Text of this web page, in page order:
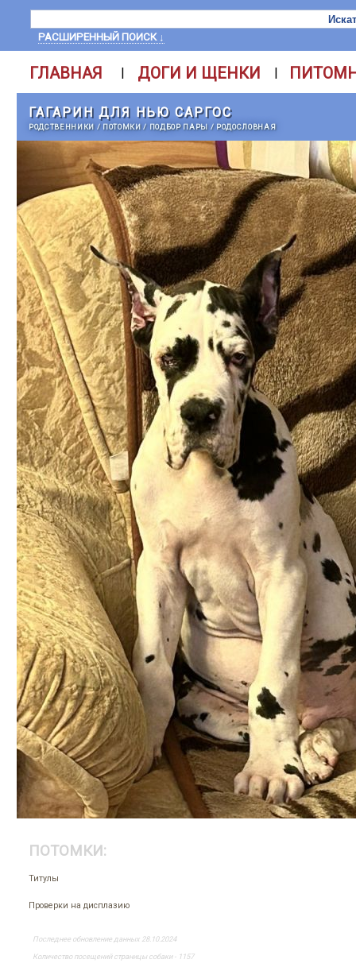
РАСШИРЕННЫЙ ПОИСК ↓
ГЛАВНАЯ | ДОГИ И ЩЕНКИ |
ГАГАРИН ДЛЯ НЬЮ САРГОС
РОДСТВЕННИКИ / ПОТОМКИ/ ПОДБОР ПАРЫ / РОДОСЛОВНАЯ
ПОТОМКИ:
Титулы
Проверки на дисплазию
Последнее обновление данных 28.10.2024
Количество посещений страницы собаки - 1157